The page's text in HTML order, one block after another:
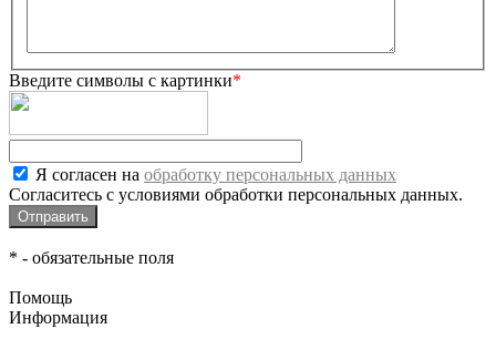
Введите символы с картинки*
Я согласен на обработку персональных данных
Согласитесь с условиями обработки персональных данных.
* - обязательные поля
Помощь
Информация